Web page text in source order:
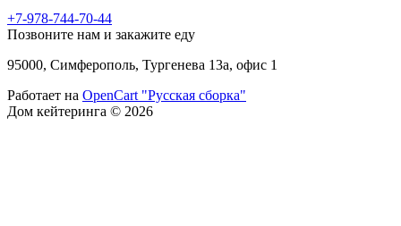
+7-978-744-70-44
Позвоните нам и закажите еду
95000, Симферополь, Тургенева 13а, офис 1
Работает на OpenCart "Русская сборка"
Дом кейтеринга © 2026